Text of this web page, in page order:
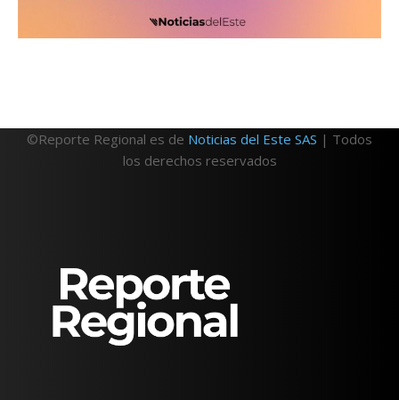
©Reporte Regional es de Noticias del Este SAS | Todos
los derechos reservados